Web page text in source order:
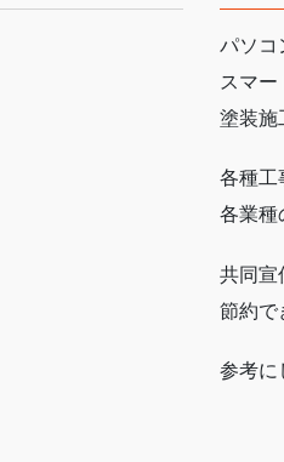
パソコ
スマー
塗装施
各種工
各業種
共同宣
節約で
参考に